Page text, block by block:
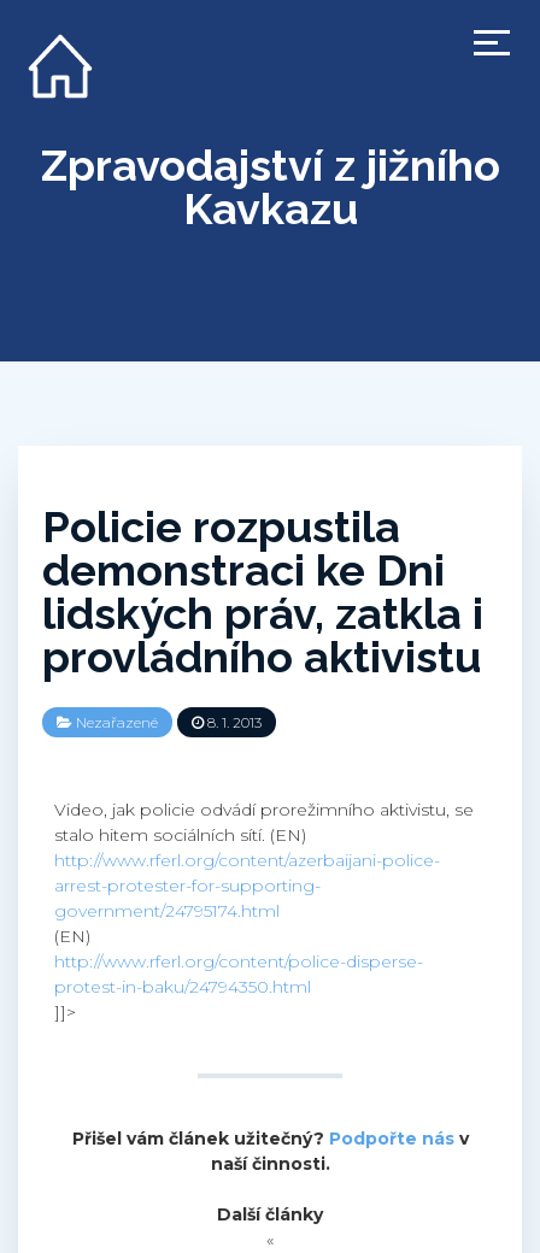
Zpravodajství z jižního
Kavkazu
Policie rozpustila
demonstraci ke Dni
lidských práv, zatkla i
provládního aktivistu
Nezařazené 8. 1. 2013
Video, jak policie odvádí prorežimního aktivistu, se
stalo hitem sociálních sítí. (EN)
http://www.rferl.org/content/azerbaijani-police-
arrest-protester-for-supporting-
government/24795174.html
(EN)
http://www.rferl.org/content/police-disperse-
protest-in-baku/24794350.html
]]>
Přišel vám článek užitečný? Podpořte násv
naší činnosti.
Další články
«